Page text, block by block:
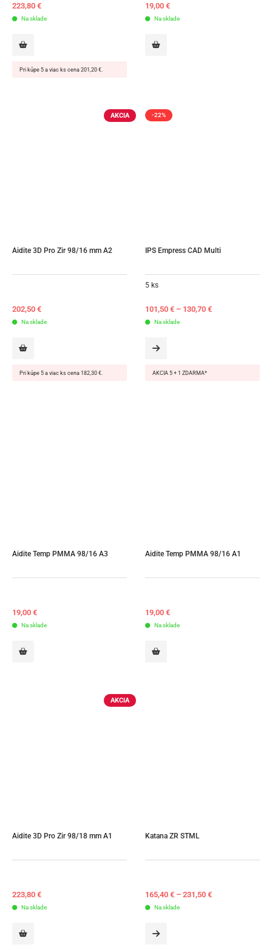
223,80 €
Na sklade
Pri kúpe 5 a viac ks cena 201,20 €.
19,00 €
Na sklade
AKCIA
Aidite 3D Pro Zir 98/16 mm A2
202,50 €
Na sklade
Pri kúpe 5 a viac ks cena 182,30 €.
-22%
IPS Empress CAD Multi
5 ks
101,50 € – 130,70 €
Na sklade
AKCIA 5 + 1 ZDARMA*
Aidite Temp PMMA 98/16 A3
19,00 €
Na sklade
Aidite Temp PMMA 98/16 A1
19,00 €
Na sklade
AKCIA
Aidite 3D Pro Zir 98/18 mm A1
223,80 €
Na sklade
Katana ZR STML
165,40 € – 231,50 €
Na sklade